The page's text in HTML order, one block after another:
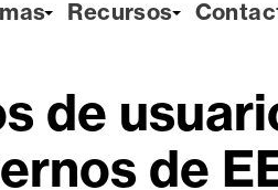
Recursos
de
de